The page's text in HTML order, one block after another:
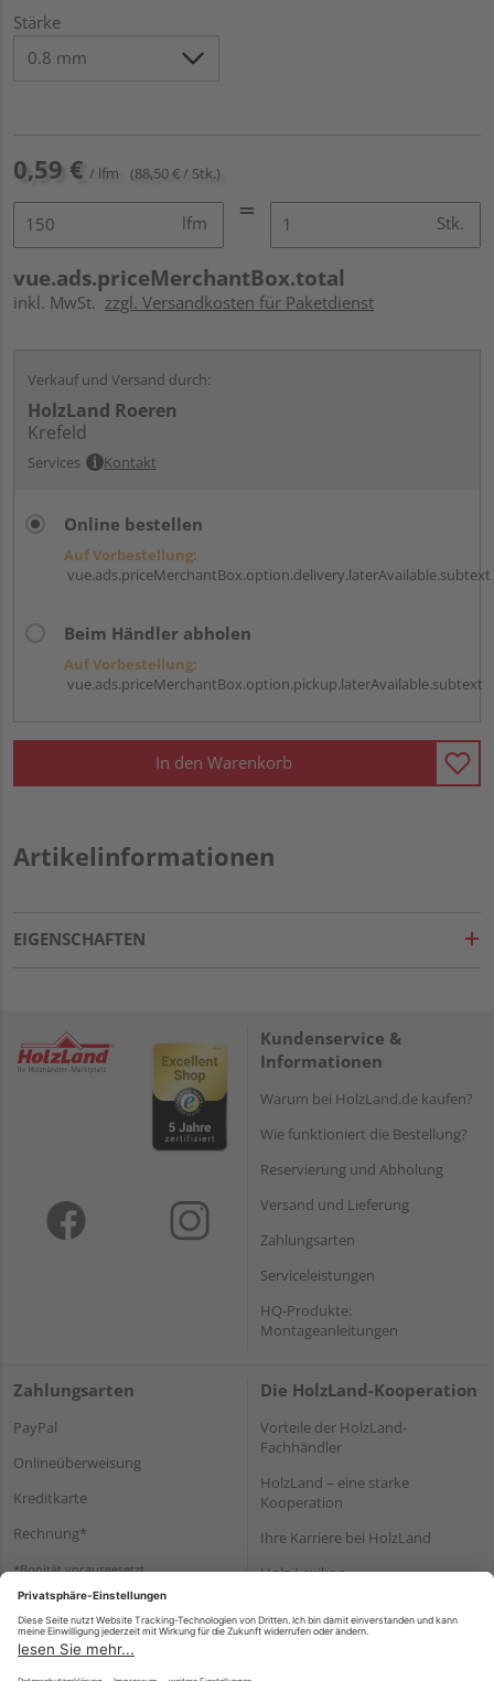
Stärke
0,59 € / lfm (88,50 € / Stk.)
lfm Stk.
vue.ads.priceMerchantBox.total
inkl. MwSt. zzgl. Versandkosten für Paketdienst
Verkauf und Versand durch:
HolzLand Roeren
Krefeld
Services Kontakt
Online bestellen
Auf Vorbestellung:
vue.ads.priceMerchantBox.option.delivery.laterAvailable.subtext
Beim Händler abholen
Auf Vorbestellung:
vue.ads.priceMerchantBox.option.pickup.laterAvailable.subtext
In den Warenkorb
Artikelinformationen
EIGENSCHAFTEN
Kundenservice &
Informationen
Warum bei HolzLand.de kaufen?
Wie funktioniert die Bestellung?
Reservierung und Abholung
Versand und Lieferung
Zahlungsarten
Serviceleistungen
HQ-Produkte:
Montageanleitungen
Zahlungsarten
PayPal
Onlineüberweisung
Kreditkarte
Rechnung*
*Bonität vorausgesetzt
Die HolzLand-Kooperation
Vorteile der HolzLand-
Fachhändler
HolzLand – eine starke
Kooperation
Ihre Karriere bei HolzLand
Holz-Lexikon